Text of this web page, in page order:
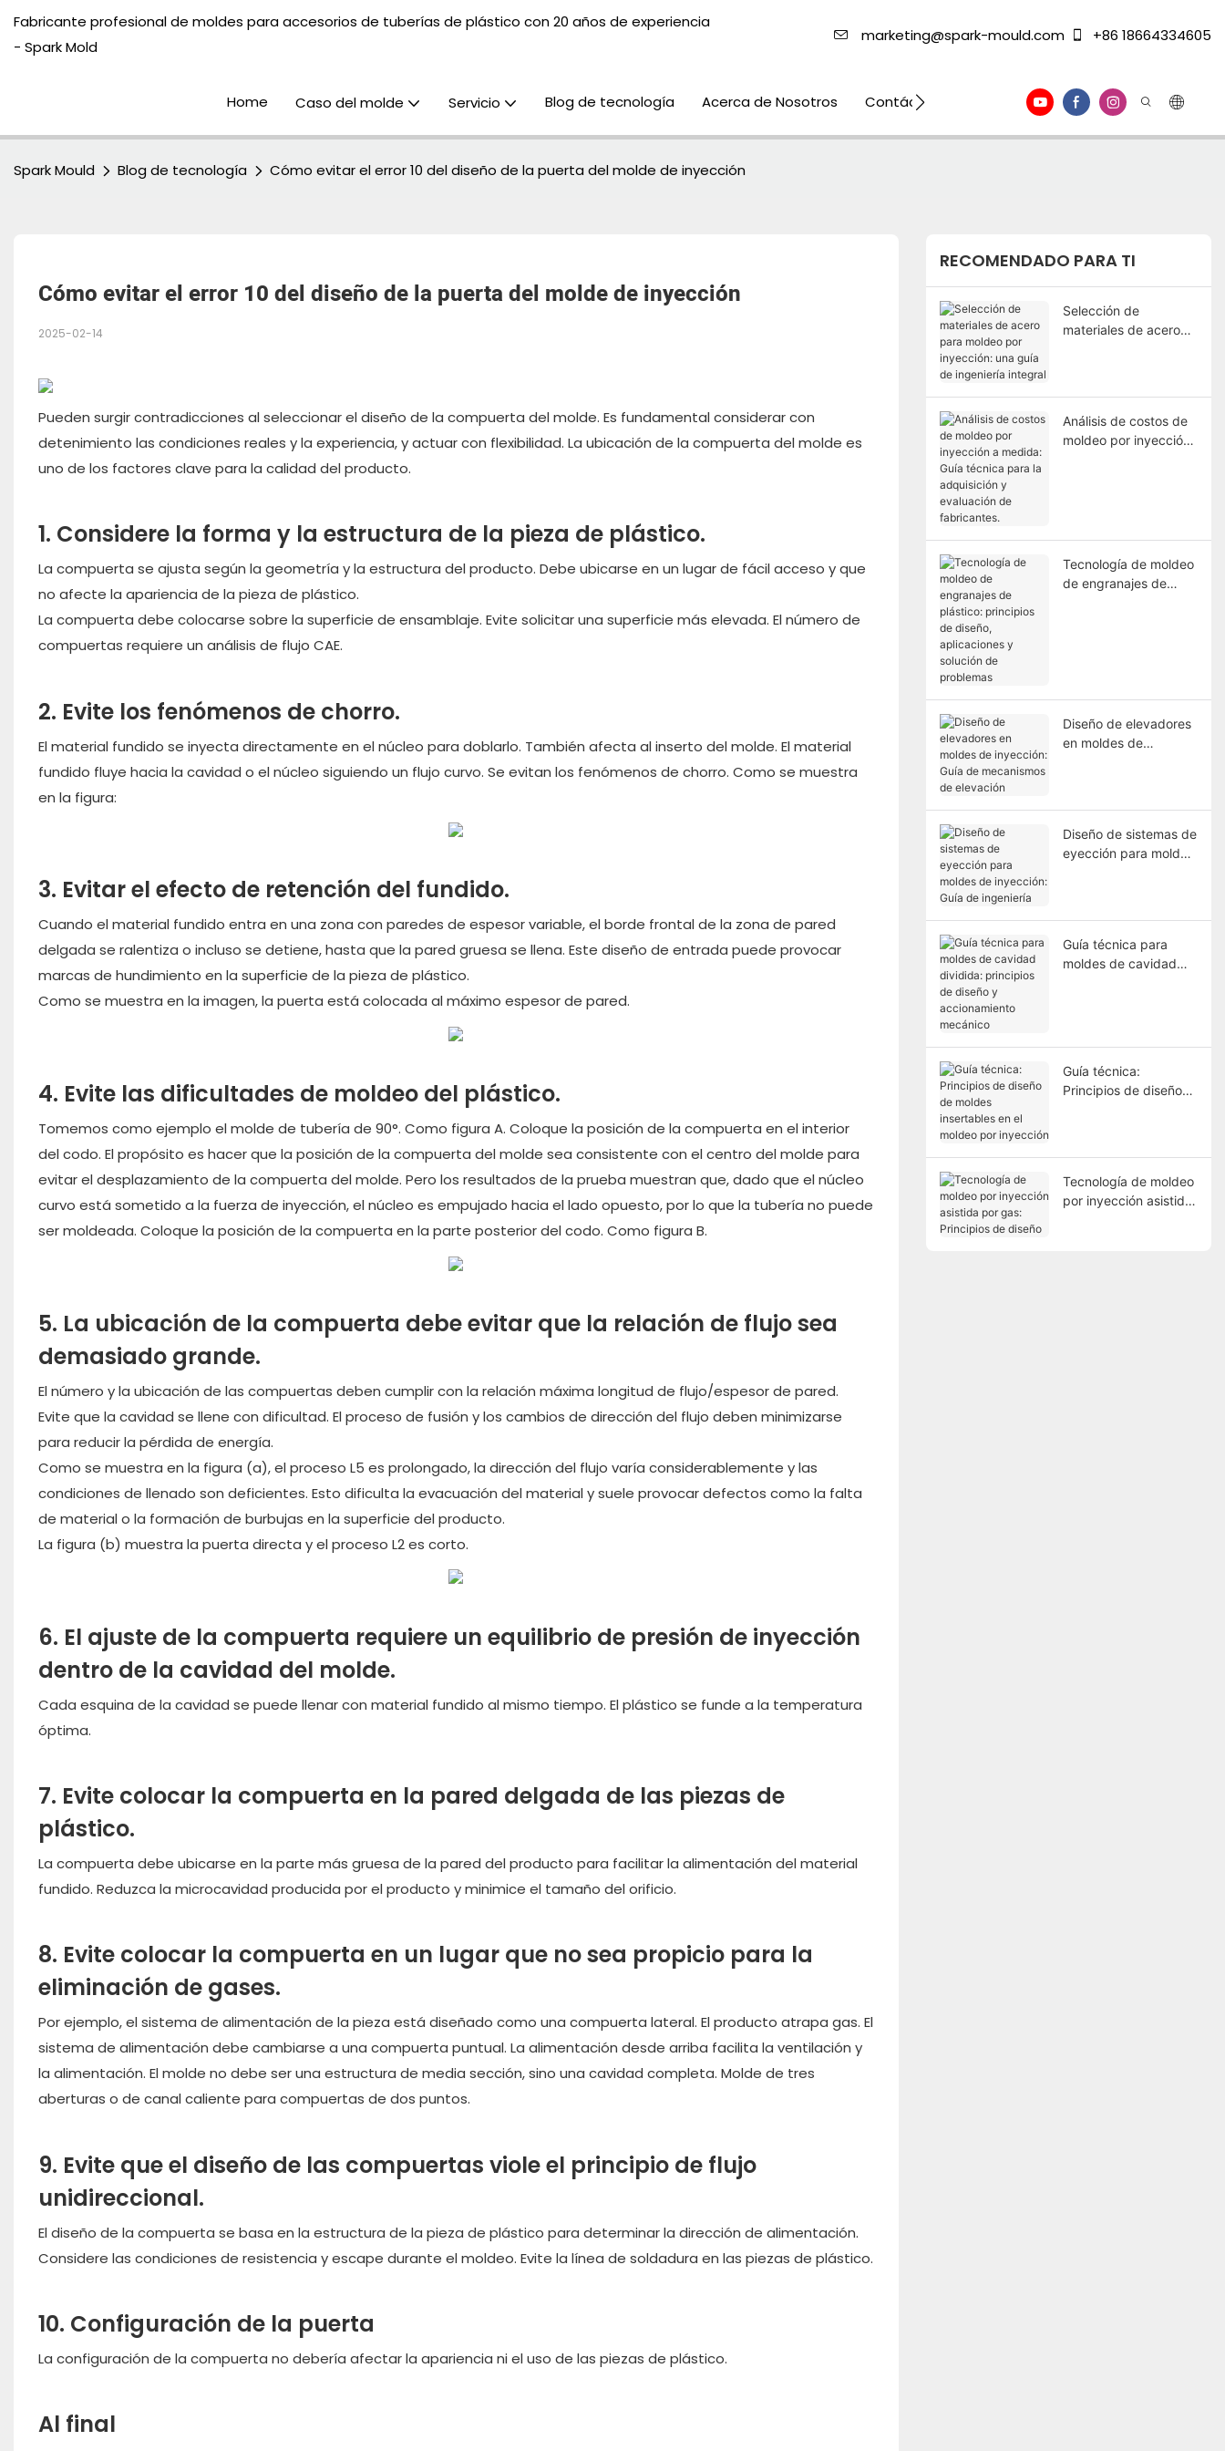
Fabricante profesional de moldes para accesorios de tuberías de plástico con 20 años de experiencia
- Spark Mold
marketing@spark-mould.com +86 18664334605
Home Caso del molde Servicio Blog de tecnología Acerca de Nosotros Contáctenos
Spark Mould Blog de tecnología Cómo evitar el error 10 del diseño de la puerta del molde de inyección
Cómo evitar el error 10 del diseño de la puerta del molde de inyección
2025-02-14
Pueden surgir contradicciones al seleccionar el diseño de la compuerta del molde. Es fundamental considerar con
detenimiento las condiciones reales y la experiencia, y actuar con flexibilidad. La ubicación de la compuerta del molde es
uno de los factores clave para la calidad del producto.
1. Considere la forma y la estructura de la pieza de plástico.
La compuerta se ajusta según la geometría y la estructura del producto. Debe ubicarse en un lugar de fácil acceso y que
no afecte la apariencia de la pieza de plástico.
La compuerta debe colocarse sobre la superficie de ensamblaje. Evite solicitar una superficie más elevada. El número de
compuertas requiere un análisis de flujo CAE.
2. Evite los fenómenos de chorro.
El material fundido se inyecta directamente en el núcleo para doblarlo. También afecta al inserto del molde. El material
fundido fluye hacia la cavidad o el núcleo siguiendo un flujo curvo. Se evitan los fenómenos de chorro. Como se muestra
en la figura:
3. Evitar el efecto de retención del fundido.
Cuando el material fundido entra en una zona con paredes de espesor variable, el borde frontal de la zona de pared
delgada se ralentiza o incluso se detiene, hasta que la pared gruesa se llena. Este diseño de entrada puede provocar
marcas de hundimiento en la superficie de la pieza de plástico.
Como se muestra en la imagen, la puerta está colocada al máximo espesor de pared.
4. Evite las dificultades de moldeo del plástico.
Tomemos como ejemplo el molde de tubería de 90°. Como figura A. Coloque la posición de la compuerta en el interior
del codo. El propósito es hacer que la posición de la compuerta del molde sea consistente con el centro del molde para
evitar el desplazamiento de la compuerta del molde. Pero los resultados de la prueba muestran que, dado que el núcleo
curvo está sometido a la fuerza de inyección, el núcleo es empujado hacia el lado opuesto, por lo que la tubería no puede
ser moldeada. Coloque la posición de la compuerta en la parte posterior del codo. Como figura B.
5. La ubicación de la compuerta debe evitar que la relación de flujo sea
demasiado grande.
El número y la ubicación de las compuertas deben cumplir con la relación máxima longitud de flujo/espesor de pared.
Evite que la cavidad se llene con dificultad. El proceso de fusión y los cambios de dirección del flujo deben minimizarse
para reducir la pérdida de energía.
Como se muestra en la figura (a), el proceso L5 es prolongado, la dirección del flujo varía considerablemente y las
condiciones de llenado son deficientes. Esto dificulta la evacuación del material y suele provocar defectos como la falta
de material o la formación de burbujas en la superficie del producto.
La figura (b) muestra la puerta directa y el proceso L2 es corto.
6. El ajuste de la compuerta requiere un equilibrio de presión de inyección
dentro de la cavidad del molde.
Cada esquina de la cavidad se puede llenar con material fundido al mismo tiempo. El plástico se funde a la temperatura
óptima.
7. Evite colocar la compuerta en la pared delgada de las piezas de
plástico.
La compuerta debe ubicarse en la parte más gruesa de la pared del producto para facilitar la alimentación del material
fundido. Reduzca la microcavidad producida por el producto y minimice el tamaño del orificio.
8. Evite colocar la compuerta en un lugar que no sea propicio para la
eliminación de gases.
Por ejemplo, el sistema de alimentación de la pieza está diseñado como una compuerta lateral. El producto atrapa gas. El
sistema de alimentación debe cambiarse a una compuerta puntual. La alimentación desde arriba facilita la ventilación y
la alimentación. El molde no debe ser una estructura de media sección, sino una cavidad completa. Molde de tres
aberturas o de canal caliente para compuertas de dos puntos.
9. Evite que el diseño de las compuertas viole el principio de flujo
unidireccional.
El diseño de la compuerta se basa en la estructura de la pieza de plástico para determinar la dirección de alimentación.
Considere las condiciones de resistencia y escape durante el moldeo. Evite la línea de soldadura en las piezas de plástico.
10. Configuración de la puerta
La configuración de la compuerta no debería afectar la apariencia ni el uso de las piezas de plástico.
Al final
RECOMENDADO PARA TI
Selección de
materiales de acero
Análisis de costos de
moldeo por inyección
Tecnología de moldeo
de engranajes de
Diseño de elevadores
en moldes de
Diseño de sistemas de
eyección para moldes
Guía técnica para
moldes de cavidad
Guía técnica:
Principios de diseño
Tecnología de moldeo
por inyección asistida